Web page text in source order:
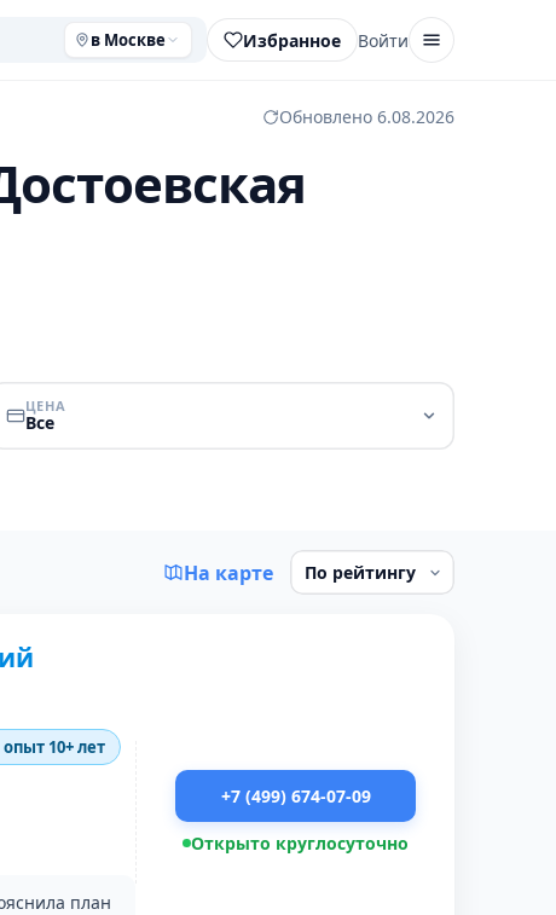
в Москве Избранное Войти
Обновлено 6.08.2026
ЦЕНА
Все
На карте
10+ лет
план
+7 (499) 674-07-09
Открыто круглосуточно